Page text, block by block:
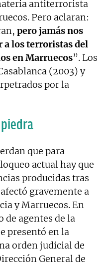
antiterrorista
Pero aclaran:
pero jamás nos
los terroristas del
en Marruecos”. Los
(2003) y
por la
que para
actual hay que
producidas tras
gravemente a
y Marruecos. En
de agentes de la
presentó en la
orden judicial de
General de